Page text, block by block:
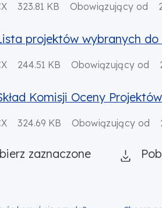
323.81 KB Obowiązujący od
projektów wybranych do
projektów wybranych
244.51 KB Obowiązujący od
Komisji Oceny Projektów dla
Komisji Oceny
324.69 KB Obowiązujący od
zaznaczone